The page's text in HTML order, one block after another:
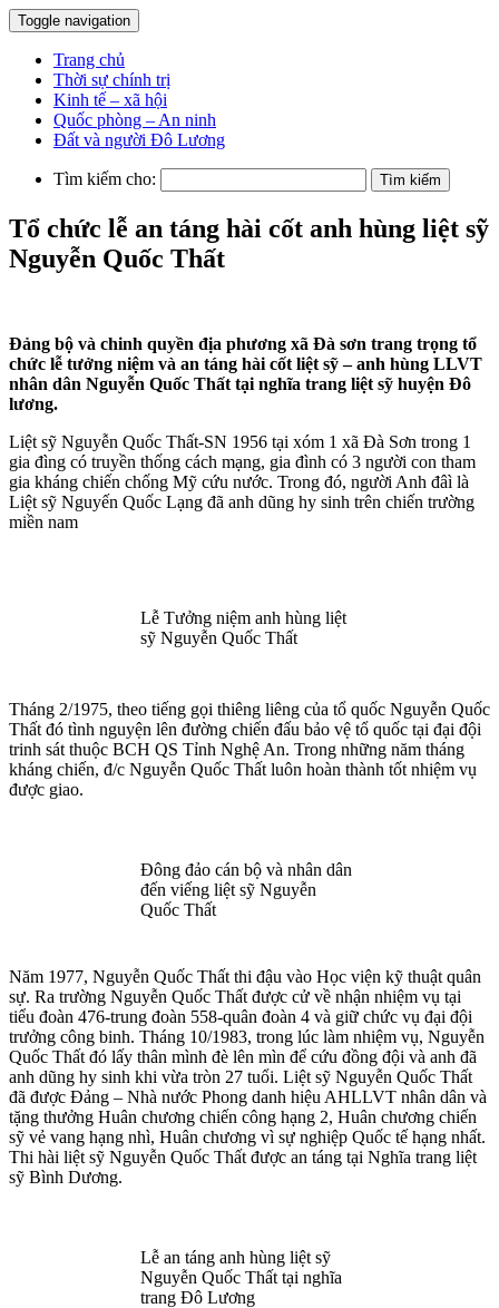
Toggle navigation
Trang chủ
Thời sự chính trị
Kinh tế – xã hội
Quốc phòng – An ninh
Đất và người Đô Lương
Tìm kiếm cho:
Tổ chức lễ an táng hài cốt anh hùng liệt sỹ
Nguyễn Quốc Thất
Đảng bộ và chinh quyền địa phương xã Đà sơn trang trọng tổ
chức lễ tưởng niệm và an táng hài cốt liệt sỹ – anh hùng LLVT
nhân dân Nguyễn Quốc Thất tại nghĩa trang liệt sỹ huyện Đô
lương.
Liệt sỹ Nguyễn Quốc Thất-SN 1956 tại xóm 1 xã Đà Sơn trong 1
gia đìng có truyền thống cách mạng, gia đình có 3 người con tham
gia kháng chiến chống Mỹ cứu nước. Trong đó, người Anh đâì là
Liệt sỹ Nguyến Quốc Lạng đã anh dũng hy sinh trên chiến trường
miền nam
Lễ Tưởng niệm anh hùng liệt
sỹ Nguyễn Quốc Thất
Tháng 2/1975, theo tiếng gọi thiêng liêng của tổ quốc Nguyễn Quốc
Thất đó tình nguyện lên đường chiến đấu bảo vệ tổ quốc tại đại đội
trinh sát thuộc BCH QS Tỉnh Nghệ An. Trong những năm tháng
kháng chiến, đ/c Nguyễn Quốc Thất luôn hoàn thành tốt nhiệm vụ
được giao.
Đông đảo cán bộ và nhân dân
đến viếng liệt sỹ Nguyễn
Quốc Thất
Năm 1977, Nguyễn Quốc Thất thi đậu vào Học viện kỹ thuật quân
sự. Ra trường Nguyễn Quốc Thất được cử về nhận nhiệm vụ tại
tiểu đoàn 476-trung đoàn 558-quân đoàn 4 và giữ chức vụ đại đội
trưởng công binh. Tháng 10/1983, trong lúc làm nhiệm vụ, Nguyễn
Quốc Thất đó lấy thân mình đè lên mìn để cứu đồng đội và anh đã
anh dũng hy sinh khi vừa tròn 27 tuổi. Liệt sỹ Nguyễn Quốc Thất
đã được Đảng – Nhà nước Phong danh hiệu AHLLVT nhân dân và
tặng thưởng Huân chương chiến công hạng 2, Huân chương chiến
sỹ vẻ vang hạng nhì, Huân chương vì sự nghiệp Quốc tế hạng nhất.
Thi hài liệt sỹ Nguyễn Quốc Thất được an táng tại Nghĩa trang liệt
sỹ Bình Dương.
Lễ an táng anh hùng liệt sỹ
Nguyễn Quốc Thất tại nghĩa
trang Đô Lương